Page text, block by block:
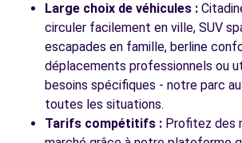
Voir toutes les
Large choix de véhicules :
circuler facilement en ville, SUV
escapades en famille, berline
déplacements professionnels ou
besoins spécifiques - notre parc
toutes les situations.
Tarifs compétitifs : Profitez des